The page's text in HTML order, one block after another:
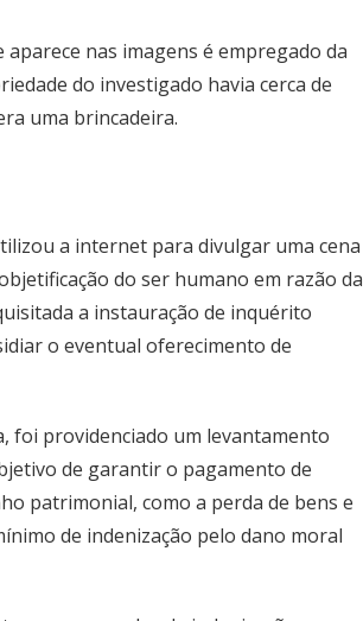
nas imagens é empregado da
do investigado havia cerca de
uma brincadeira.
a internet para divulgar uma cena
do ser humano em razão da
a instauração de inquérito
o eventual oferecimento de
foi providenciado um levantamento
de garantir o pagamento de
patrimonial, como a perda de bens e
de indenização pelo dano moral